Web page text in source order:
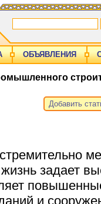
ОБЪЯВЛЕНИЯ
Добавить
задает
и